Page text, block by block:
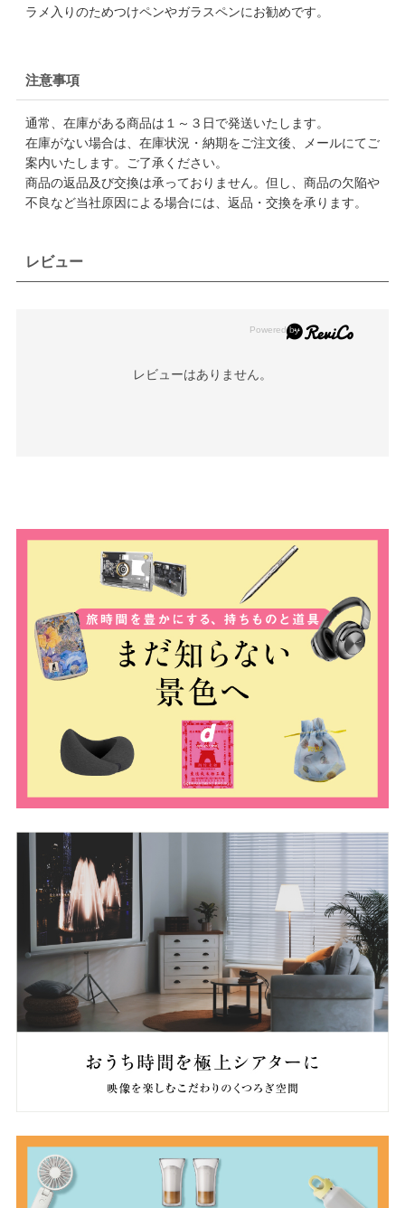
ラメ入りのためつけペンやガラスペンにお勧めです。
注意事項
通常、在庫がある商品は１～３日で発送いたします。
在庫がない場合は、在庫状況・納期をご注文後、メールにてご
案内いたします。ご了承ください。
商品の返品及び交換は承っておりません。但し、商品の欠陥や
不良など当社原因による場合には、返品・交換を承ります。
レビュー
レビューはありません。